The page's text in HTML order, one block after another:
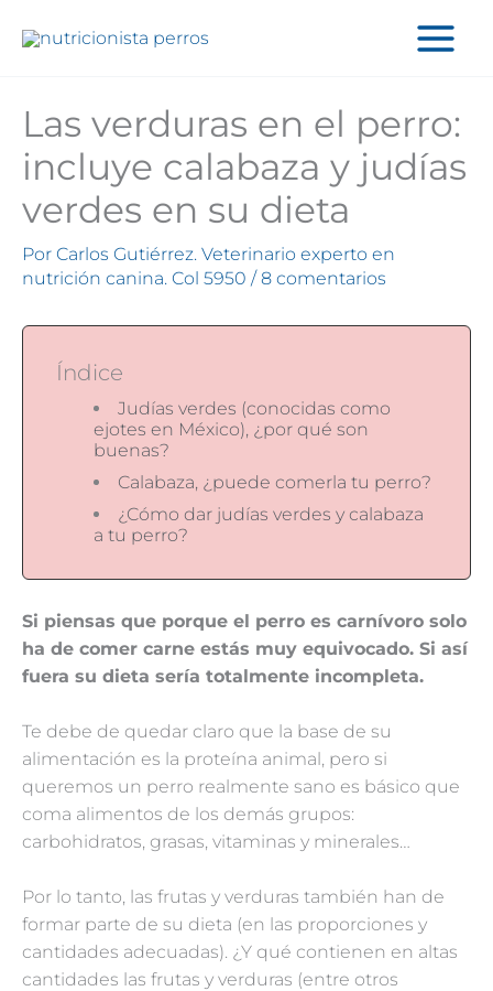
Las verduras en el perro:
incluye calabaza y judías
verdes en su dieta
Por Carlos Gutiérrez. Veterinario experto en
nutrición canina. Col 5950 / 8 comentarios
Índice
Judías verdes (conocidas como
ejotes en México), ¿por qué son
buenas?
Calabaza, ¿puede comerla tu perro?
¿Cómo dar judías verdes y calabaza
a tu perro?
Si piensas que porque el perro es carnívoro solo
ha de comer carne estás muy equivocado. Si así
fuera su dieta sería totalmente incompleta.
Te debe de quedar claro que la base de su
alimentación es la proteína animal, pero si
queremos un perro realmente sano es básico que
coma alimentos de los demás grupos:
carbohidratos, grasas, vitaminas y minerales…
Por lo tanto, las frutas y verduras también han de
formar parte de su dieta (en las proporciones y
cantidades adecuadas). ¿Y qué contienen en altas
cantidades las frutas y verduras (entre otros